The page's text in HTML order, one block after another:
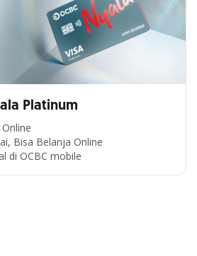
Platinum
Bisa Belanja Online
di OCBC mobile
Global